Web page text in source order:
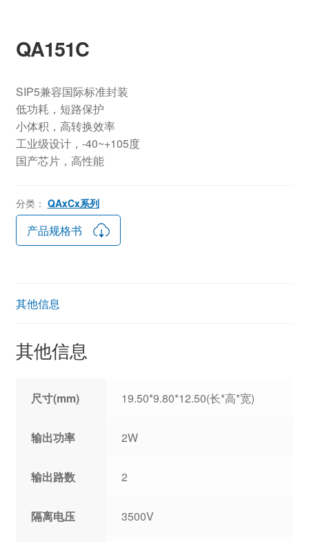
QA151C
SIP5兼容国际标准封装
低功耗，短路保护
小体积，高转换效率
工业级设计，-40~+105度
国产芯片，高性能
分类： QAxCx系列
产品规格书
其他信息
其他信息
尺寸(mm) 19.50*9.80*12.50(长*高*宽)
输出功率 2W
输出路数 2
隔离电压 3500V